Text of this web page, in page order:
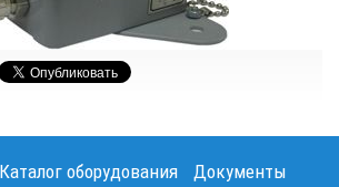
Каталог оборудования Документы